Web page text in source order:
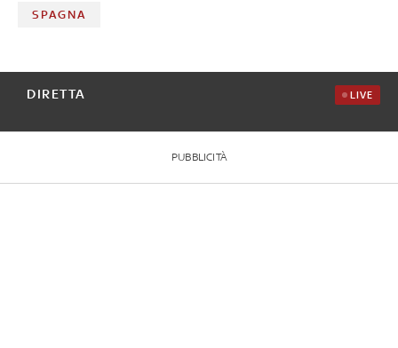
SPAGNA
DIRETTA LIVE
PUBBLICITÀ